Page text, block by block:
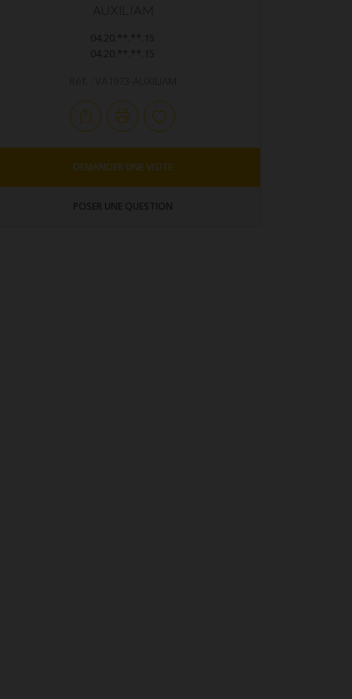
AUXILIAM
04.20.**.**.15
04.20.**.**.15
DEMANDER UNE VISITE
POSER UNE QUESTION